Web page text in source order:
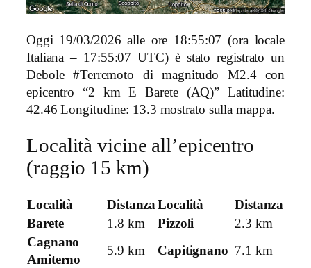
Oggi 19/03/2026 alle ore 18:55:07 (ora locale
Italiana – 17:55:07 UTC) è stato registrato un
Debole #Terremoto di magnitudo M2.4 con
epicentro “2 km E Barete (AQ)” Latitudine:
42.46 Longitudine: 13.3 mostrato sulla mappa.
Località vicine all’epicentro
(raggio 15 km)
Località DistanzaLocalità
Distanza
Barete
1.8 km Pizzoli
2.3 km
Cagnano
Amiterno
5.9 km Capitignano 7.1 km